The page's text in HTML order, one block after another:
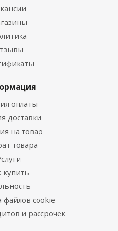
оплаты
доставки
на товар
товара
купить
файлов cookie
и рассрочек